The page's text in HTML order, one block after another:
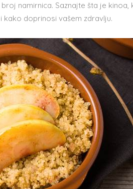
namirnica. Saznajte šta je kinoa,
kako doprinosi vašem zdravlju.